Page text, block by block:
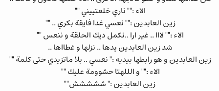
الاء :"" ناري خلعتييني ""
زين العابدين :"" نعسي غدا فايقة بكري .. ""
الاء :"" لااا .. غير ارا ..نكمل ديك الحلقة و ننعس ""
شد زين العابدين يدها .. نزلها و غطااها ..
زين العابدين و هو رابطها بيديه :" نعسي .. بلا ماتزيدي حتى كلمة ""
الاء :"" و الللهتا حشوومة عليك ""
زين العابدين :" ششششش""